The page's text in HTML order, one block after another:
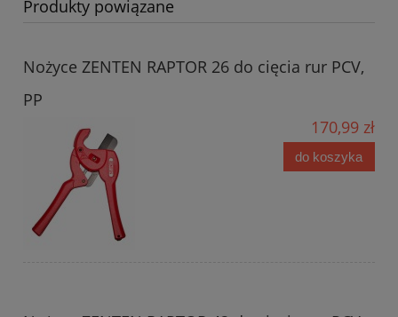
Produkty powiązane
Nożyce ZENTEN RAPTOR 26 do cięcia rur PCV,
PP
170,99 zł
do koszyka